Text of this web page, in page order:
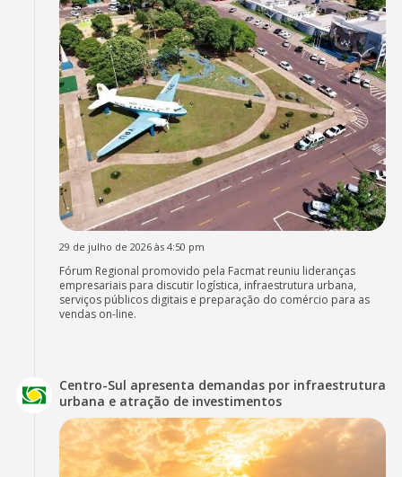
29 de julho de 2026 às 4:50 pm
Fórum Regional promovido pela Facmat reuniu lideranças
empresariais para discutir logística, infraestrutura urbana,
serviços públicos digitais e preparação do comércio para as
vendas on-line.
Centro-Sul apresenta demandas por infraestrutura
urbana e atração de investimentos